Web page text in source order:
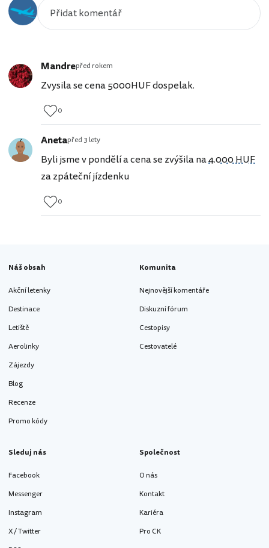
Mandrepřed rokem
Zvysila se cena 5000HUF dospelak.
0
Anetapřed 3 lety
Byli jsme v pondělí a cena se zvýšila na4.000 HUF
za zpáteční jízdenku
0
Náš obsah
Akční letenky
Destinace
Letiště
Aerolinky
Zájezdy
Blog
Recenze
Promo kódy
Komunita
Nejnovější komentáře
Diskuzní fórum
Cestopisy
Cestovatelé
Sleduj nás
Facebook
Messenger
Instagram
X / Twitter
Společnost
O nás
Kontakt
Kariéra
Pro CK